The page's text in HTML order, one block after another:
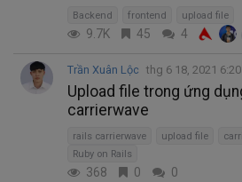
Backend frontend upload file
9.7K 45 4
Trần Xuân Lộc thg 6 18, 2021 6:20
Upload file trong ứng
carrierwave
rails carrierwave upload file
Ruby on Rails
368 0 0